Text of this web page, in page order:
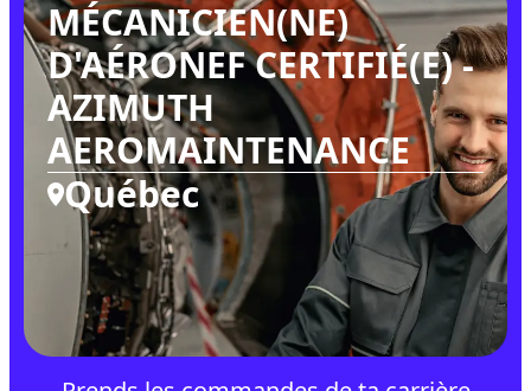
MÉCANICIEN(NE)
D'AÉRONEF CERTIFIÉ(E) -
AZIMUTH
AEROMAINTENANCE
Québec